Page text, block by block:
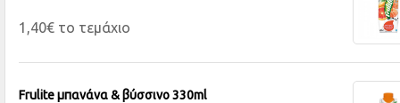
1,40€ το τεμάχιο
Frulite μπανάνα & βύσσινο 330ml